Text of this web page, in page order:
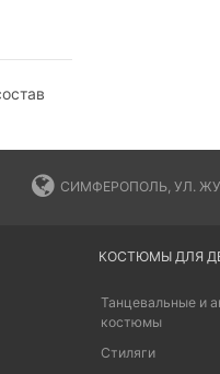
СИМФЕРОПОЛЬ, УЛ.
КОСТЮМЫ ДЛЯ
Танцевальные и
костюмы
Стиляги